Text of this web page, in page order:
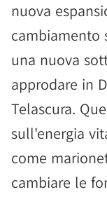
nuova
cambiamento
una nuova
approdare in
Telascura.
sull'energia
come
cambiare le